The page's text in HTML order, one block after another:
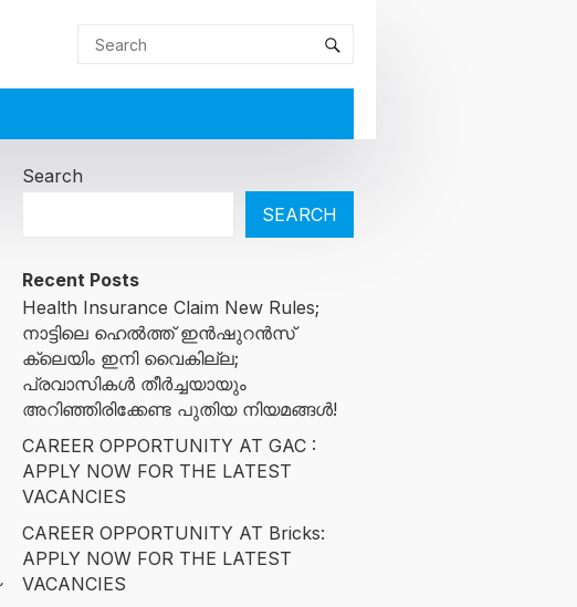
Search
SEARCH
Recent Posts
Health Insurance Claim New Rules;
നാട്ടിലെ ഹെൽത്ത് ഇൻഷുറൻസ്
ക്ലെയിം ഇനി വൈകില്ല;
പ്രവാസികൾ തീർച്ചയായും
അറിഞ്ഞിരിക്കേണ്ട പുതിയ നിയമങ്ങൾ!
CAREER OPPORTUNITY AT GAC :
APPLY NOW FOR THE LATEST
VACANCIES
CAREER OPPORTUNITY AT Bricks:
APPLY NOW FOR THE LATEST
VACANCIES